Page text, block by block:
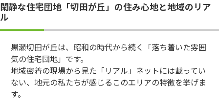
閑静な住宅団地「切田が丘」の住み心地と地域のリア
ル
黒瀬切田が丘は、昭和の時代から続く「落ち着いた雰囲
気の住宅団地」です。
地域密着の現場から見た「リアル」ネットには載ってい
ない、地元の私たちが感じるこのエリアの特徴を挙げま
す。